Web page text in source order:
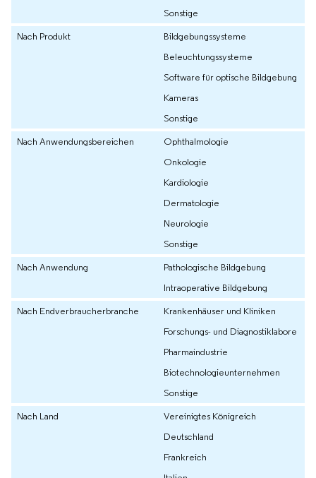
Sonstige
Nach Produkt
Bildgebungssysteme
Beleuchtungssysteme
Software für optische Bildgebung
Kameras
Sonstige
Nach Anwendungsbereichen
Ophthalmologie
Onkologie
Kardiologie
Dermatologie
Neurologie
Sonstige
Nach Anwendung
Pathologische Bildgebung
Intraoperative Bildgebung
Nach Endverbraucherbranche
Krankenhäuser und Kliniken
Forschungs- und Diagnostiklabore
Pharmaindustrie
Biotechnologieunternehmen
Sonstige
Nach Land
Vereinigtes Königreich
Deutschland
Frankreich